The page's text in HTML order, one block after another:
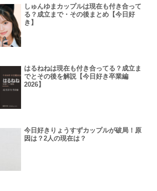
しゅんゆまカップルは現在も付き合って
る？成立まで・その後まとめ【今日好
き】
はるねねは現在も付き合ってる？成立ま
でとその後を解説【今日好き卒業編
2026】
今日好きりょうすずカップルが破局！原
因は？2人の現在は？